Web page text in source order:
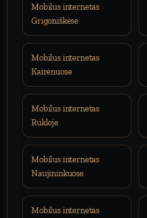
Mobilus internetas
Grigoniškėse
Mobilus internetas
Kairėnuose
Mobilus internetas
Rukloje
Mobilus internetas
Naujininkuose
Mobilus internetas